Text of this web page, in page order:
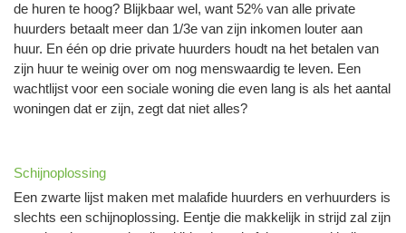
de huren te hoog? Blijkbaar wel, want 52% van alle private
huurders betaalt meer dan 1/3e van zijn inkomen louter aan
huur. En één op drie private huurders houdt na het betalen van
zijn huur te weinig over om nog menswaardig te leven. Een
wachtlijst voor een sociale woning die even lang is als het aantal
woningen dat er zijn, zegt dat niet alles?
Schijnoplossing
Een zwarte lijst maken met malafide huurders en verhuurders is
slechts een schijnoplossing. Eentje die makkelijk in strijd zal zijn